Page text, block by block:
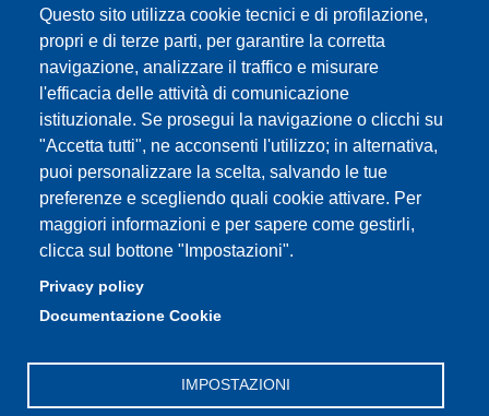
Questo sito utilizza cookie tecnici e di profilazione,
propri e di terze parti, per garantire la corretta
navigazione, analizzare il traffico e misurare
l'efficacia delle attività di comunicazione
istituzionale. Se prosegui la navigazione o clicchi su
"Accetta tutti", ne acconsenti l'utilizzo; in alternativa,
puoi personalizzare la scelta, salvando le tue
preferenze e scegliendo quali cookie attivare. Per
maggiori informazioni e per sapere come gestirli,
clicca sul bottone "Impostazioni".
Privacy policy
Documentazione Cookie
IMPOSTAZIONI
Come trovarci
Assicurazione qualità
Partita IVA: 00427620364
Dipartimento di Scienze Biomediche, Metaboliche e
Neuroscienze
Sede: Via Campi 287 - 41122 Modena
PEC: dipbmn@pec.unimore.it
Tel: 059 2055087